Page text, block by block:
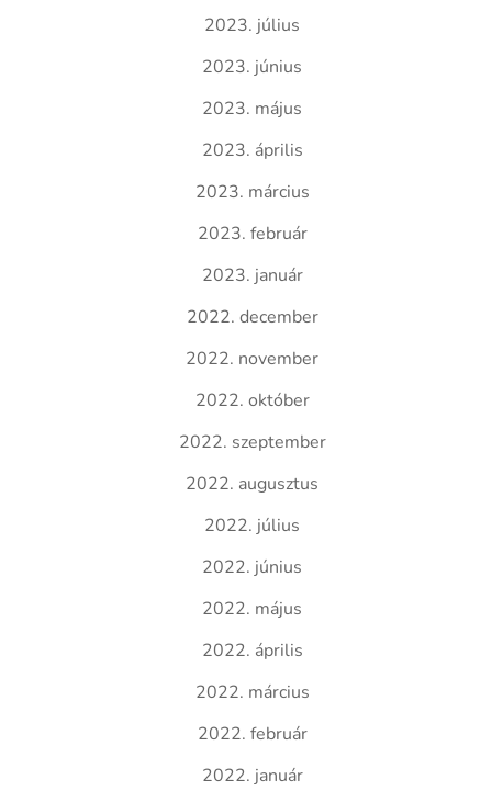
2023. július
2023. június
2023. május
2023. április
2023. március
2023. február
2023. január
2022. december
2022. november
2022. október
2022. szeptember
2022. augusztus
2022. július
2022. június
2022. május
2022. április
2022. március
2022. február
2022. január